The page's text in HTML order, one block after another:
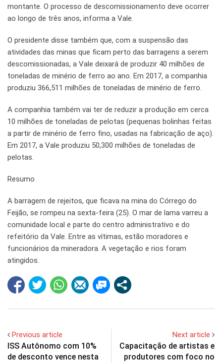
montante. O processo de descomissionamento deve ocorrer
ao longo de três anos, informa a Vale.
O presidente disse também que, com a suspensão das
atividades das minas que ficam perto das barragens a serem
descomissionadas, a Vale deixará de produzir 40 milhões de
toneladas de minério de ferro ao ano. Em 2017, a companhia
produziu 366,511 milhões de toneladas de minério de ferro.
A companhia também vai ter de reduzir a produção em cerca
10 milhões de toneladas de pelotas (pequenas bolinhas feitas
a partir de minério de ferro fino, usadas na fabricação de aço).
Em 2017, a Vale produziu 50,300 milhões de toneladas de
pelotas.
Resumo
A barragem de rejeitos, que ficava na mina do Córrego do
Feijão, se rompeu na sexta-feira (25). O mar de lama varreu a
comunidade local e parte do centro administrativo e do
refeitório da Vale. Entre as vítimas, estão moradores e
funcionários da mineradora. A vegetação e rios foram
atingidos.
Previous article
ISS Autônomo com 10%
de desconto vence nesta
Next article
Capacitação de artistas e
produtores com foco no